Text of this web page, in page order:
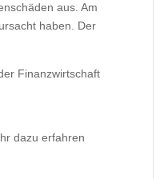
aus. Am
haben. Der
Finanzwirtschaft
dazu erfahren